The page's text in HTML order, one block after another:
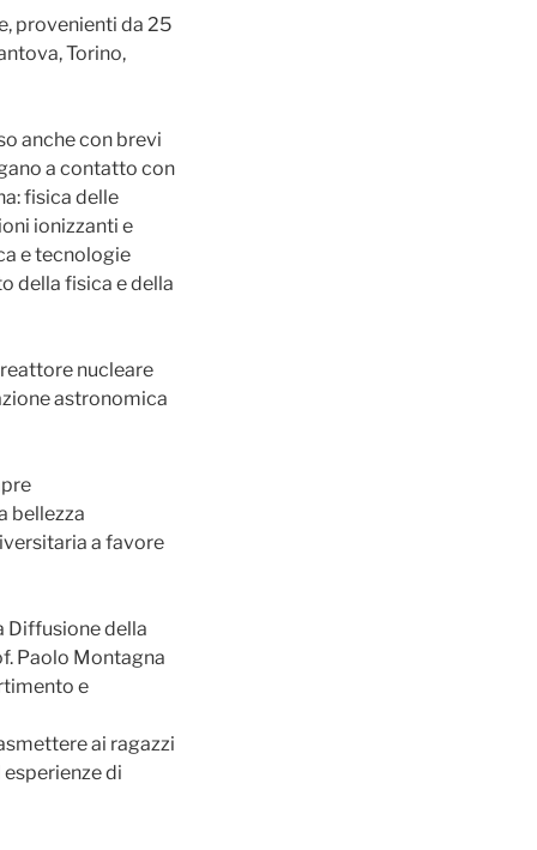
provenienti da 25
Torino,
anche con brevi
a contatto con
fisica delle
ionizzanti e
e tecnologie
della fisica e della
nucleare
astronomica
bellezza
a favore
Diffusione della
Paolo Montagna
e
ai ragazzi
di